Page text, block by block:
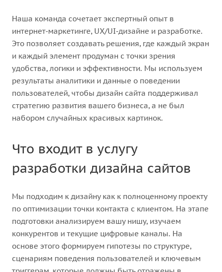
Наша команда сочетает экспертный опыт в
интернет‑маркетинге, UX/UI‑дизайне и разработке.
Это позволяет создавать решения, где каждый экран
и каждый элемент продуман с точки зрения
удобства, логики и эффективности. Мы используем
результаты аналитики и данные о поведении
пользователей, чтобы дизайн сайта поддерживал
стратегию развития вашего бизнеса, а не был
набором случайных красивых картинок.
Что входит в услугу
разработки дизайна сайтов
Мы подходим к дизайну как к полноценному проекту
по оптимизации точки контакта с клиентом. На этапе
подготовки анализируем вашу нишу, изучаем
конкурентов и текущие цифровые каналы. На
основе этого формируем гипотезы по структуре,
сценариям поведения пользователей и ключевым